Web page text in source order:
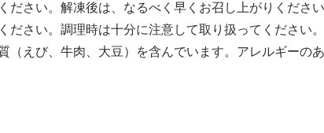
ださい。解凍後は、なるべく早くお召し上がりください
ださい。調理時は十分に注意して取り扱ってください。
（えび、牛肉、大豆）を含んでいます。アレルギーの